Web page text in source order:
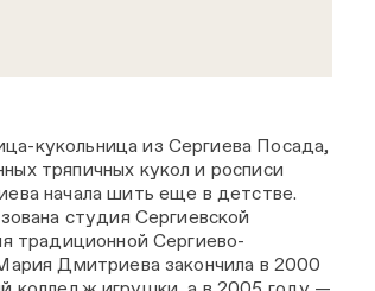
кукольница из Сергиева Посада,
тряпичных кукол и росписи
начала шить еще в детстве.
студия Сергиевской
традиционной Сергиево-
Дмитриева закончила в 2000